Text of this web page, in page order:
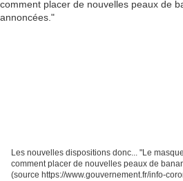
Les nouvelles dispositions donc... "Le
comment placer de nouvelles peaux de
(source https://www.gouvernement.fr/info-